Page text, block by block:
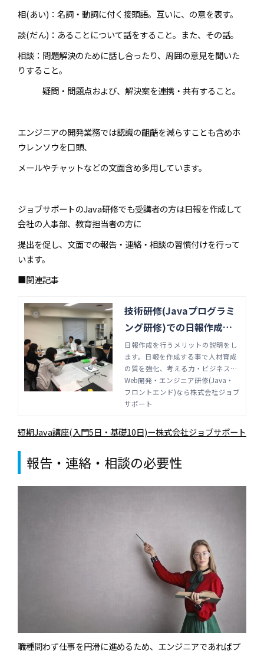
相(あい)：名詞・動詞に付く接頭語。互いに、の意を表す。
談(だん)：あることについて話をすること。また、その話。
相談：問題解決のために話し合ったり、周囲の意見を聞いた
りすること。
疑問・問題点および、解決案を連携・共有すること。
エンジニアの開発業務では認識の齟齬を減らすことも含めホ
ウレンソウを口頭、
メールやチャットなどの文面含め多用しています。
ジョブサポートのJava研修でも受講者の方は日報を作成して
会社の人事部、教育担当者の方に
提出を促し、文面での報告・連絡・相談の習慣付けを行って
います。
■関連記事
技術研修(Javaプログラミ
ング研修)での日報作成の
目的とは？ | Web開発・エ
ンジニア研修(Java・フロ
ントエンド)なら株式会社
ジョブサポート
日報作成を行うメリットの説明をし
ます。日報を作成する事で人材育成
の質を強化、考える力・ビジネスス
キル・ヒューマンスキルを高める事
ができ、技術力強化にもつながり中
長期的に働く事ができるITエンジニ
Web開発・エンジニア研修(Java・
フロントエンド)なら株式会社ジョブ
サポート
短期Java講座(入門5日・基礎10日)ー株式会社ジョブサポート
報告・連絡・相談の必要性
職種問わず仕事を円滑に進めるため、エンジニアであればプ